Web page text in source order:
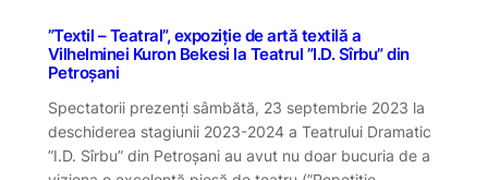
”Textil – Teatral”, expoziție de artă textilă a
Vilhelminei Kuron Bekesi la Teatrul ”I.D. Sîrbu” din
Petroșani
Spectatorii prezenți sâmbătă, 23 septembrie 2023 la
deschiderea stagiunii 2023-2024 a Teatrului Dramatic
”I.D. Sîrbu” din Petroșani au avut nu doar bucuria de a